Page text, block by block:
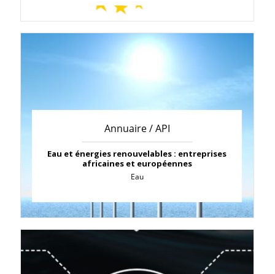
Annuaire / API
Eau et énergies renouvelables : entreprises
africaines et européennes
Eau